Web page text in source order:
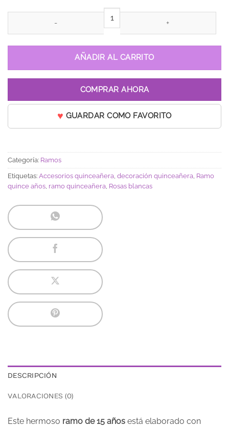
Ramo Blanco combinado verde cantidad
AÑADIR AL CARRITO
COMPRAR AHORA
GUARDAR COMO FAVORITO
Categoría: Ramos
Etiquetas: Accesorios quinceañera decoración quinceañera Ramo
quince años ramo quinceañera Rosas blancas
DESCRIPCIÓN
VALORACIONES (0)
Este hermoso ramo de 15 años está elaborado con